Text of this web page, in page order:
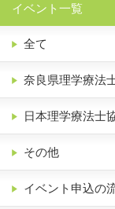
イベント一覧
全て
奈良県理学療法
日本理学療法士
その他
イベント申込の